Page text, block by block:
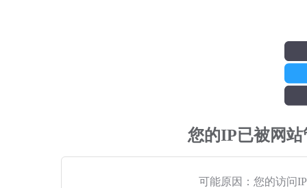
您的IP已被网
可能原因：您的访问